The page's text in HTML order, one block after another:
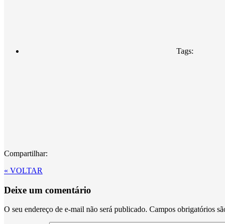
Tags:
Compartilhar:
« VOLTAR
Deixe um comentário
O seu endereço de e-mail não será publicado. Campos obrigatórios